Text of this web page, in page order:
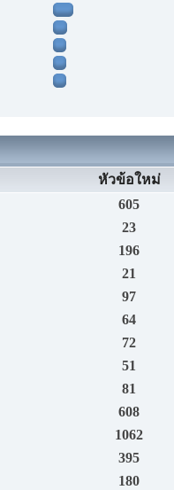
หัวข้อใหม่
605
23
196
21
97
64
72
51
81
608
1062
395
180